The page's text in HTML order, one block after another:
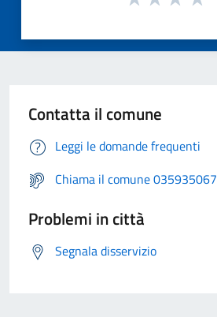
Contatta il comune
Leggi le domande frequenti
Chiama il comune 035935067
Problemi in città
Segnala disservizio